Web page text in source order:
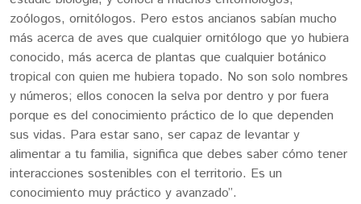
zoólogos, ornitólogos. Pero estos ancianos sabían mucho
más acerca de aves que cualquier ornitólogo que yo hubiera
conocido, más acerca de plantas que cualquier botánico
tropical con quien me hubiera topado. No son solo nombres
y números; ellos conocen la selva por dentro y por fuera
porque es del conocimiento práctico de lo que dependen
sus vidas. Para estar sano, ser capaz de levantar y
alimentar a tu familia, significa que debes saber cómo tener
interacciones sostenibles con el territorio. Es un
conocimiento muy práctico y avanzado”.